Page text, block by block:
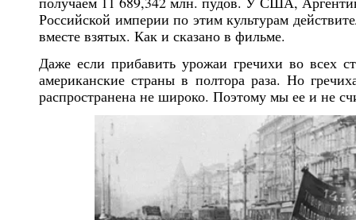
Российской империи по этим культурам
вместе взятых. Как и сказано в фильме.
Даже если прибавить урожаи гречихи во всех
американские страны в полтора раза. Но
распространена не широко. Поэтому мы ее и не